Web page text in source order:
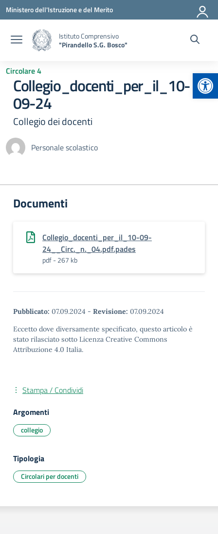
Vai ai contenuti
Vai al menu di navigazione
Vai al footer
Ministero dell'Istruzione e del Merito
Istituto Comprensivo
"Pirandello S.G. Bosco"
Circolare 4
Collegio_docenti_per_il_10-
09-24
Collegio dei docenti
Personale scolastico
Documenti
Collegio_docenti_per_il_10-09-
24__Circ._n._04.pdf.pades
pdf - 267 kb
Pubblicato: 07.09.2024 - Revisione: 07.09.2024
Eccetto dove diversamente specificato, questo articolo è
stato rilasciato sotto Licenza Creative Commons
Attribuzione 4.0 Italia.
Stampa / Condividi
Argomenti
collegio
Tipologia
Circolari per docenti